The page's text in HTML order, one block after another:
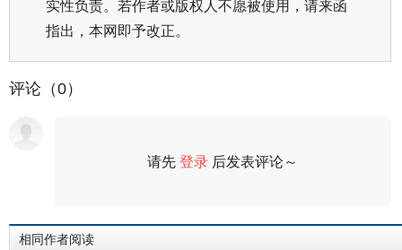
实性负责。若作者或版权人不愿被使用，请来函
指出，本网即予改正。
评论（0）
请先登录 后发表评论～
相同作者阅读